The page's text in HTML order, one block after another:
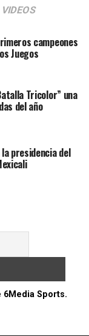
VIDEOS
campeones
Juegos
Tricolor” una
del año
presidencia del
Sports.